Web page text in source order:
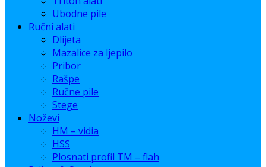
Ubodne pile
Ručni alati
Dlijeta
Mazalice za ljepilo
Pribor
Rašpe
Ručne pile
Stege
Noževi
HM – vidia
HSS
Plosnati profil TM – flah